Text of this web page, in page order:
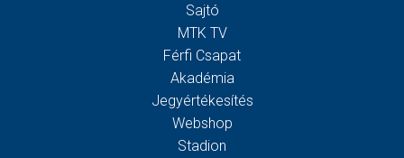
Sajtó
MTK TV
Férfi Csapat
Akadémia
Jegyértékesítés
Webshop
Stadion